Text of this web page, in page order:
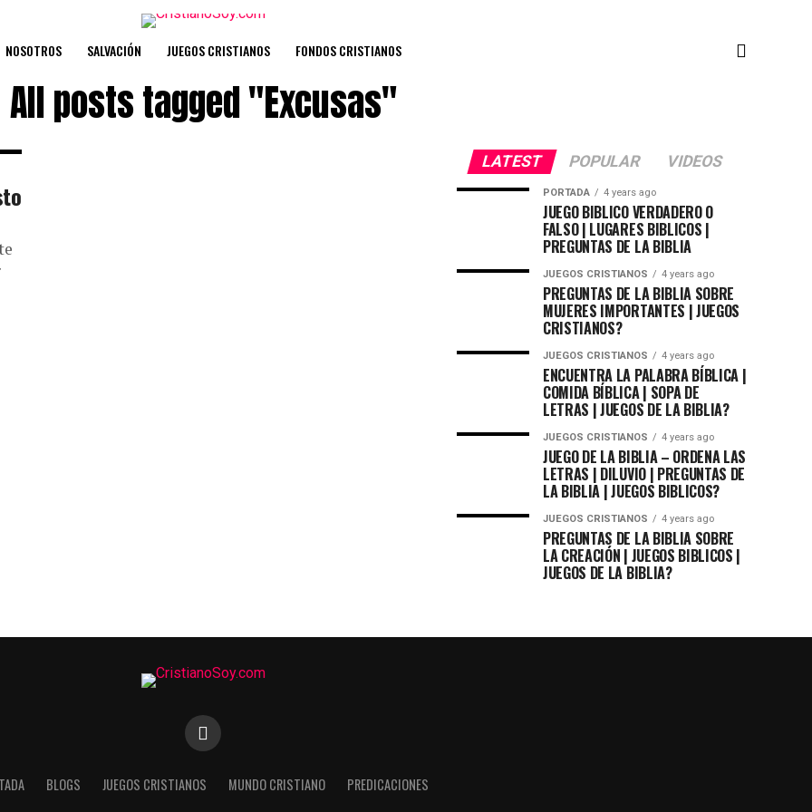
NOSOTROS SALVACIÓN JUEGOS CRISTIANOS FONDOS CRISTIANOS
All posts tagged "Excusas"
LATEST POPULAR VIDEOS
PORTADA 4 years ago
JUEGO BIBLICO VERDADERO O
FALSO | LUGARES BIBLICOS |
PREGUNTAS DE LA BIBLIA
JUEGOS CRISTIANOS 4 years ago
PREGUNTAS DE LA BIBLIA SOBRE
MUJERES IMPORTANTES | JUEGOS
CRISTIANOS?
JUEGOS CRISTIANOS 4 years ago
ENCUENTRA LA PALABRA BÍBLICA |
COMIDA BÍBLICA | SOPA DE
LETRAS | JUEGOS DE LA BIBLIA?
JUEGOS CRISTIANOS 4 years ago
JUEGO DE LA BIBLIA – ORDENA LAS
LETRAS | DILUVIO | PREGUNTAS DE
LA BIBLIA | JUEGOS BIBLICOS?
JUEGOS CRISTIANOS 4 years ago
PREGUNTAS DE LA BIBLIA SOBRE
LA CREACIÓN | JUEGOS BIBLICOS |
JUEGOS DE LA BIBLIA?
BLOGS JUEGOS CRISTIANOS MUNDO CRISTIANO PREDICACIONES